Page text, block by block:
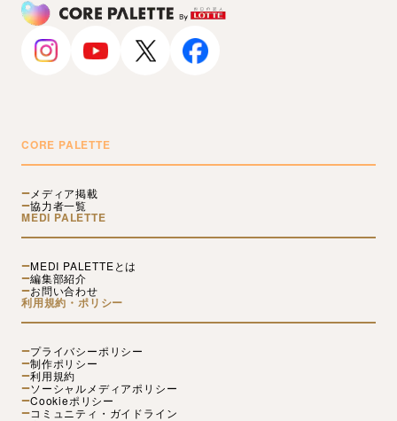
CORE PALETTE
メディア掲載
協力者一覧
MEDI PALETTE
MEDI PALETTEとは
編集部紹介
お問い合わせ
利用規約・ポリシー
プライバシーポリシー
制作ポリシー
利用規約
ソーシャルメディアポリシー
Cookieポリシー
コミュニティ・ガイドライン